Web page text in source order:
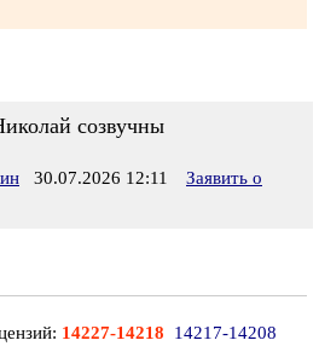
созвучны
30.07.2026 12:11
Заявить о
14227-14218
14217-14208